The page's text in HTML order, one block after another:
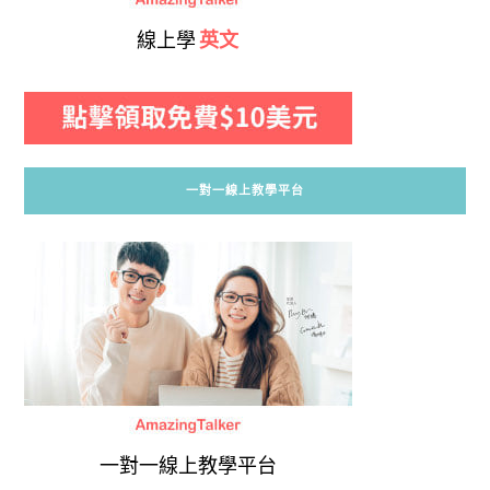
線上學 英文
一對一線上教學平台
一對一線上教學平台